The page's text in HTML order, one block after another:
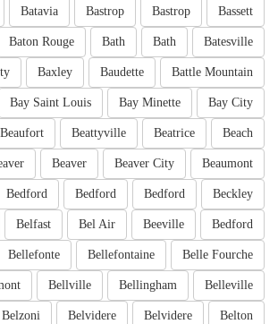
Bassett
Bastrop
Bastrop
Batavia
Batesville
Bath
Bath
Baton Rouge
Battle Mountain
Baudette
Baxley
Bay City
Bay Minette
Bay Saint Louis
Beach
Beatrice
Beattyville
Beaufort
Beaumont
Beaver City
Beaver
Beckley
Bedford
Bedford
Bedford
Bedford
Beeville
Bel Air
Belfast
Belle Fourche
Bellefontaine
Bellefonte
Belleville
Bellingham
Bellville
Belton
Belvidere
Belvidere
Belzoni